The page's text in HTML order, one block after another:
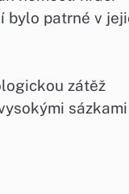
bylo patrné v
zátěž